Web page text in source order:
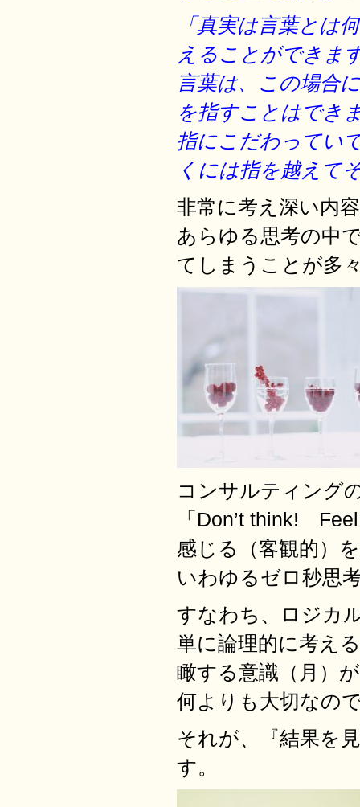
「真実は言葉とは
えることができま
言葉は、この場合
を指すことはでき
指にこだわってい
くには指を越えて
非常に考え深い内
あらゆる思考の中
てしまうことが多
コンサルティング
「Don’t think!
感じる（客観的）
いわゆるゼロ秒思
すなわち、ロジカ
単に論理的に考え
瞰する意識（月）が
何よりも大切なの
それが、『結果を
す。